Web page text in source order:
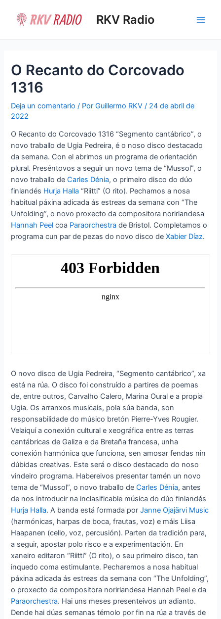
contenido
RKV Radio
O Recanto do Corcovado
1316
Deja un comentario / PorGuillermo RKV/ 24 de abril de
2022
O Recanto do Corcovado 1316 “Segmento cantábrico”, o
novo traballo de Ugia Pedreira, é o noso disco destacado
da semana. Con el abrimos un programa de orientación
plural. Preséntovos a seguir un novo tema de “Mussol”, o
novo traballo deCarles Dénia, o primeiro disco do dúo
finlandés Hurja Halla “Riitti” (O rito). Pechamos a nosa
habitual páxina adicada ás estreas da semana con “The
Unfolding”, o novo proxecto da compositora norirlandesa
Hannah Peel coa Paraorchestra de Bristol. Completamos o
programa cun par de pezas do novo disco deXabier Díaz.
O novo disco de Ugia Pedreira, “Segmento cantábrico”, xa
está na rúa. O disco foi construído a partires de poemas
de, entre outros, Carvalho Calero, Marina Oural e a propia
Ugia. Os arranxos musicais, pola súa banda, son
responsabilidade do músico bretón Pierre-Yves Rougier.
Velaiquí a conexión cultural e xeográfica entre as terras
cantábricas de Galiza e da Bretaña francesa, unha
conexión harmónica que funciona, sen amosar fendas nin
dúbidas creativas. Este será o disco destacado do noso
vindeiro programa. Habereivos presentar tamén un novo
tema de “Mussol”, o novo traballo deCarles Dénia, antes
de nos introducir na inclasificable música do dúo finlandés
Hurja Halla. A banda está formada porJanne Ojajärvi Music
(harmónicas, harpas de boca, frautas, voz) e máis Liisa
Haapanen (cello, voz, percusión). Parten da tradición para,
a seguir, apostar polo risco e a experimentación. En
xaneiro editaron “Riitti” (O rito), o seu primeiro disco, tan
inquedo coma estimulante. Pecharemos a nosa habitual
páxina adicada ás estreas da semana con “The Unfolding”,
o proxecto da compositora norirlandesa Hannah Peel e da
Paraorchestra. Hai uns meses presenteivos un adianto.
Dende hai dúas semanas témolo por fin na rúa a través de